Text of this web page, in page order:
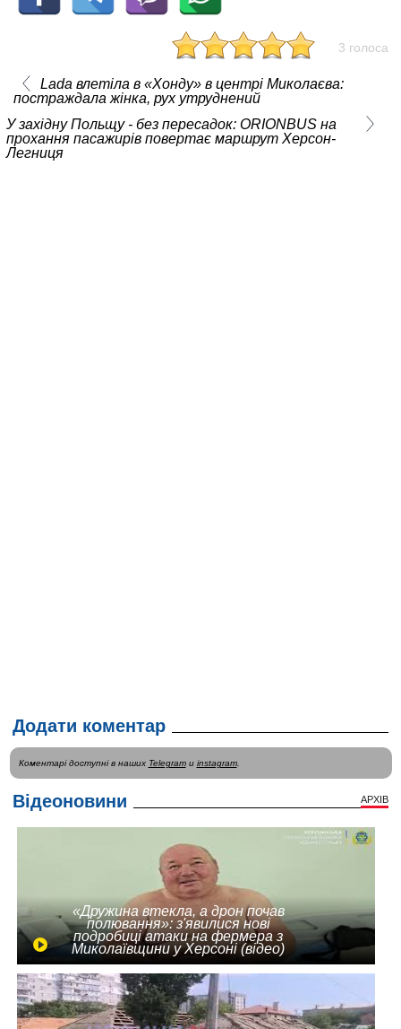
3 голоса
Lada влетіла в «Хонду» в центрі Миколаєва:
постраждала жінка, рух утруднений
У західну Польщу - без пересадок: ORIONBUS на
прохання пасажирів повертає маршрут Херсон-
Легниця
Додати коментар
Коментарі доступні в наших Telegramи instagram.
Відеоновини АРХІВ
«Дружина втекла, а дрон почав
полювання»: з'явилися нові
подробиці атаки на фермера з
Миколаївщини у Херсоні (відео)